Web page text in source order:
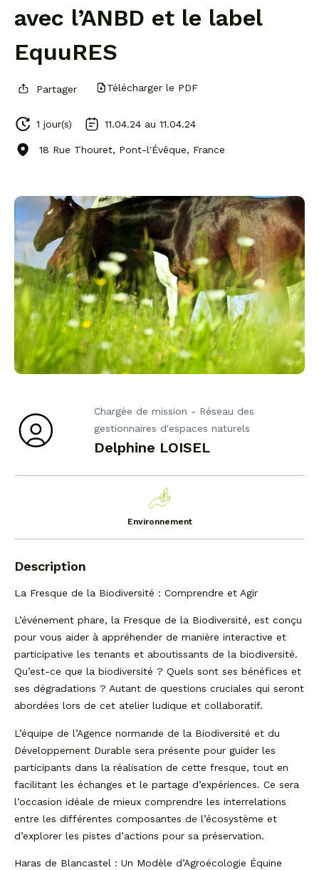
avec l’ANBD et le label
EquuRES
Partager Télécharger le PDF
1 jour(s) 11.04.24 au 11.04.24
18 Rue Thouret, Pont-l'Évêque, France
Chargée de mission - Réseau des
gestionnaires d'espaces naturels
Delphine LOISEL
Environnement
Description
La Fresque de la Biodiversité : Comprendre et Agir
L’événement phare, la Fresque de la Biodiversité, est conçu
pour vous aider à appréhender de manière interactive et
participative les tenants et aboutissants de la biodiversité.
Qu’est-ce que la biodiversité ? Quels sont ses bénéfices et
ses dégradations ? Autant de questions cruciales qui seront
abordées lors de cet atelier ludique et collaboratif.
L’équipe de l’Agence normande de la Biodiversité et du
Développement Durable sera présente pour guider les
participants dans la réalisation de cette fresque, tout en
facilitant les échanges et le partage d’expériences. Ce sera
l’occasion idéale de mieux comprendre les interrelations
entre les différentes composantes de l’écosystème et
d’explorer les pistes d’actions pour sa préservation.
Haras de Blancastel : Un Modèle d’Agroécologie Équine